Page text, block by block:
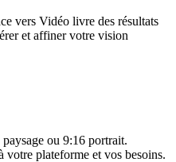
vers Vidéo livre des résultats
et affiner votre vision
ou 9:16 portrait.
votre plateforme et vos besoins.